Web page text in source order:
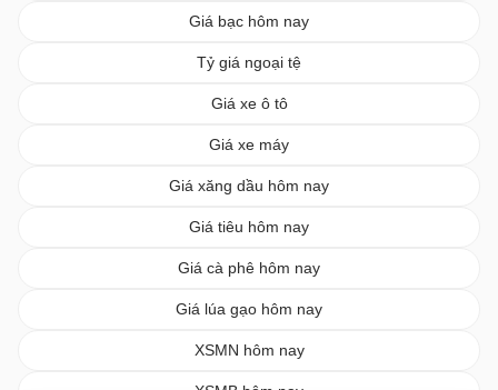
Giá bạc hôm nay
Tỷ giá ngoại tệ
Giá xe ô tô
Giá xe máy
Giá xăng dầu hôm nay
Giá tiêu hôm nay
Giá cà phê hôm nay
Giá lúa gạo hôm nay
XSMN hôm nay